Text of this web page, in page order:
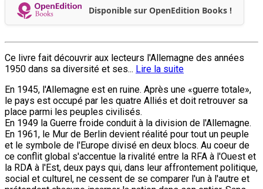
Disponible sur OpenEdition Books !
Ce livre fait découvrir aux lecteurs l'Allemagne des années
1950 dans sa diversité et ses... Lire la suite
En 1945, l'Allemagne est en ruine. Après une «guerre totale»,
le pays est occupé par les quatre Alliés et doit retrouver sa
place parmi les peuples civilisés.
En 1949 la Guerre froide conduit à la division de l'Allemagne.
En 1961, le Mur de Berlin devient réalité pour tout un peuple
et le symbole de l'Europe divisé en deux blocs. Au coeur de
ce conflit global s'accentue la rivalité entre la RFA à l'Ouest et
la RDA à l'Est, deux pays qui, dans leur affrontement politique,
social et culturel, ne cessent de se comparer l'un à l'autre et